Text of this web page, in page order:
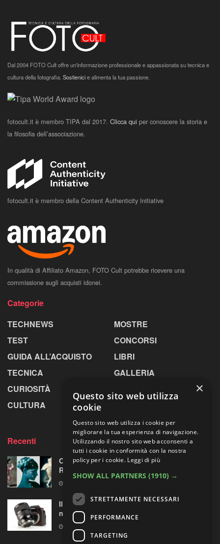
Dal 2004 FOTO Cult offre un'informazione professionale e appassionata su tecnica e
cultura della fotografia. Sostienicie alimenta la tua passione.
fotocult.it è membro TIPA dal 2017. Clicca qui per conoscere la storia e
la filosofia dell’associazione.
fotocult.it è membro della Content Authenticity Initiative
In qualità di Affiliato Amazon, FOTO Cult potrebbe ricevere una
commissione sugli acquisti idonei.
Categorie
TECHNEWS
TEST
GUIDA ALL’ACQUISTO
TECNICA
CURIOSITÀ
CULTURA
MOSTRE
CONCORSI
LIBRI
GALLERIA
Recenti
Omaggio al laboratorio alchemico di Paolo
Roversi
Il test del Sigma Art 35mm F1.4 DG II: una
nuova pietra miliare
×
Questo sito web utilizza
cookie
Questo sito web utilizza i cookie per
migliorare la tua esperienza di navigazione.
Utilizzando il nostro sito web acconsenti a
tutti i cookie in conformità con la nostra
policy per i cookie. Leggi di più
SHOW ALL PARTNERS (1910) →
STRETTAMENTE NECESSARI
PERFORMANCE
TARGETING